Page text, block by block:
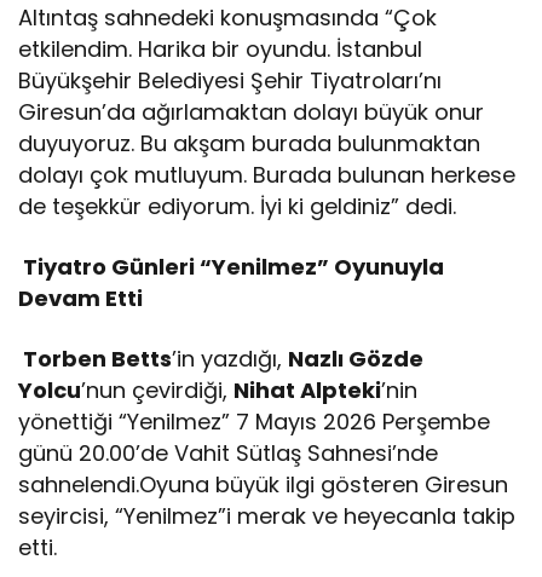
Altıntaş sahnedeki konuşmasında “Çok
etkilendim. Harika bir oyundu. İstanbul
Büyükşehir Belediyesi Şehir Tiyatroları’nı
Giresun’da ağırlamaktan dolayı büyük onur
duyuyoruz. Bu akşam burada bulunmaktan
dolayı çok mutluyum. Burada bulunan herkese
de teşekkür ediyorum. İyi ki geldiniz” dedi.
Tiyatro Günleri “Yenilmez” Oyunuyla
Devam Etti
Torben Betts’in yazdığı, Nazlı Gözde
Yolcu’nun çevirdiği, Nihat Alpteki’nin
yönettiği “Yenilmez” 7 Mayıs 2026 Perşembe
günü 20.00’de Vahit Sütlaş Sahnesi’nde
sahnelendi.Oyuna büyük ilgi gösteren Giresun
seyircisi, “Yenilmez”i merak ve heyecanla takip
etti.